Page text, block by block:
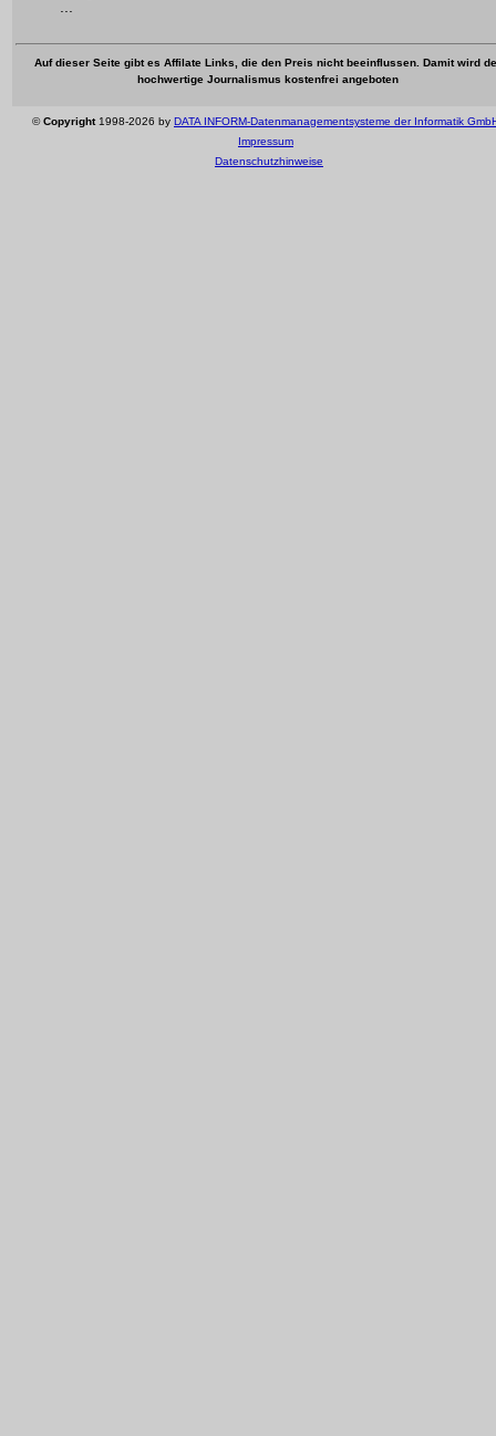
Auf dieser Seite gibt es Affilate Links, die den Preis nicht beeinflussen. Damit wird
hochwertige Journalismus kostenfrei angeboten
©Copyright1998-2026 by DATA INFORM-Datenmanagementsysteme der Informatik
Impressum
Datenschutzhinweise